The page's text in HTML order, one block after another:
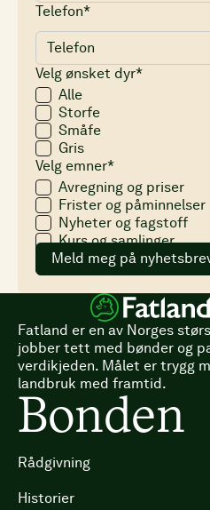
Telefon*
Velg ønsket dyr*
Alle
Storfe
Småfe
Gris
Velg emner*
Avregning og priser
Frister og påminnelser
Nyheter og fagstoff
Kurs og samlinger
Meld meg på
Fatland er en av Norges
jobber tett med bønder og
verdikjeden. Målet er trygg
landbruk med framtid.
Bonden
Rådgivning
Historier